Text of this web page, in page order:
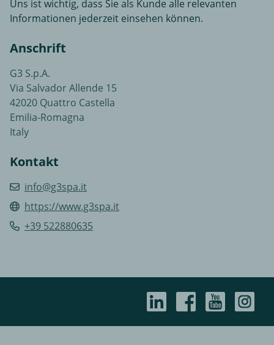
Uns ist wichtig, dass Sie als Kunde alle relevanten
Informationen jederzeit einsehen können.
Anschrift
G3 S.p.A.
Via Salvador Allende 15
42020 Quattro Castella
Emilia-Romagna
Italy
Kontakt
info@g3spa.it
https://www.g3spa.it
+39 522880635